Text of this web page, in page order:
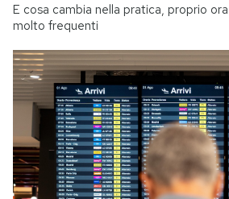
E cosa cambia nella pratica, proprio
molto frequenti